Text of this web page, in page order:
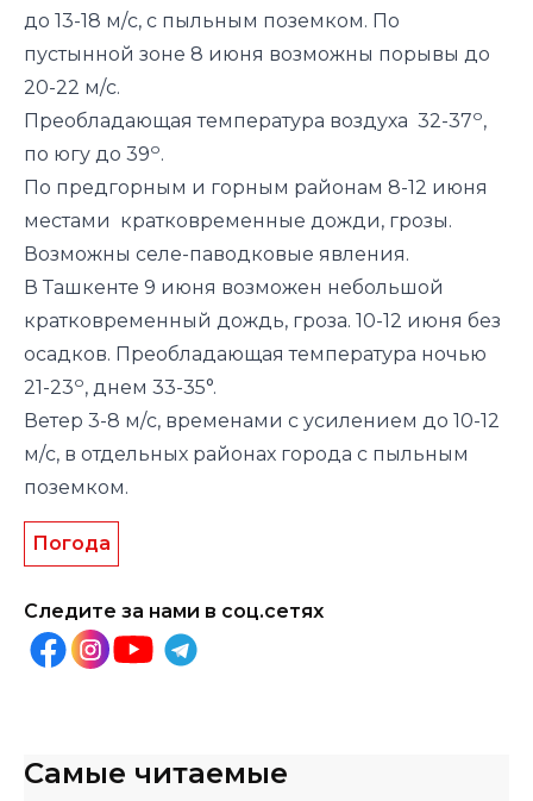
до 13-18 м/с, с пыльным поземком. По
пустынной зоне 8 июня возможны порывы до
20-22 м/с.
Преобладающая температура воздуха 32-37о,
по югу до 39о.
По предгорным и горным районам 8-12 июня
местами кратковременные дожди, грозы.
Возможны селе-паводковые явления.
В Ташкенте 9 июня возможен небольшой
кратковременный дождь, гроза. 10-12 июня без
осадков. Преобладающая температура ночью
21-23о, днем 33-35°.
Ветер 3-8 м/с, временами с усилением до 10-12
м/с, в отдельных районах города с пыльным
поземком.
Погода
Следите за нами в соц.сетях
Самые читаемые